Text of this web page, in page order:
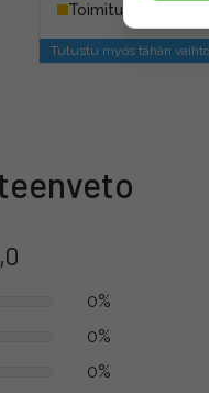
Toimitus 4 - 6
Tutustu myös tähän
0%
0%
0%